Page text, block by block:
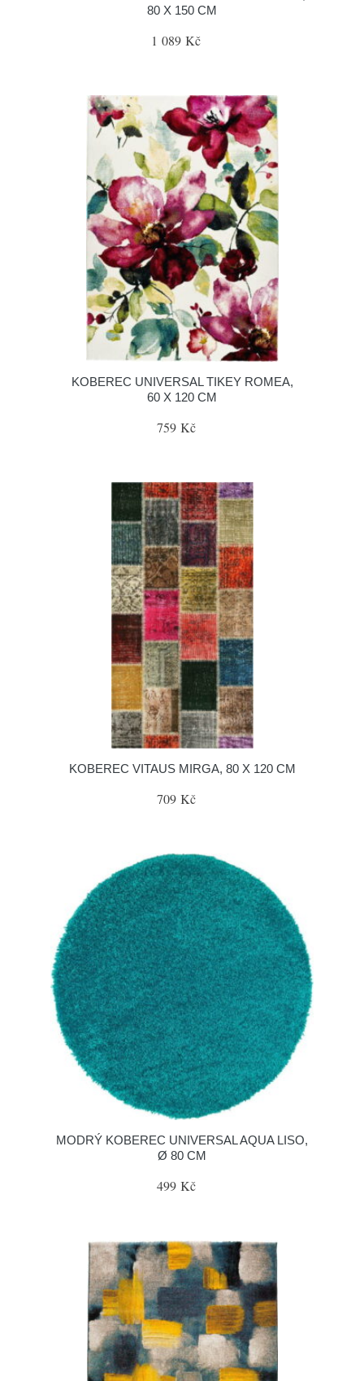
80 X 150 CM
1 089 Kč
KOBEREC UNIVERSAL TIKEY ROMEA,
60 X 120 CM
759 Kč
KOBEREC VITAUS MIRGA, 80 X 120 CM
709 Kč
MODRÝ KOBEREC UNIVERSAL AQUA LISO,
Ø 80 CM
499 Kč